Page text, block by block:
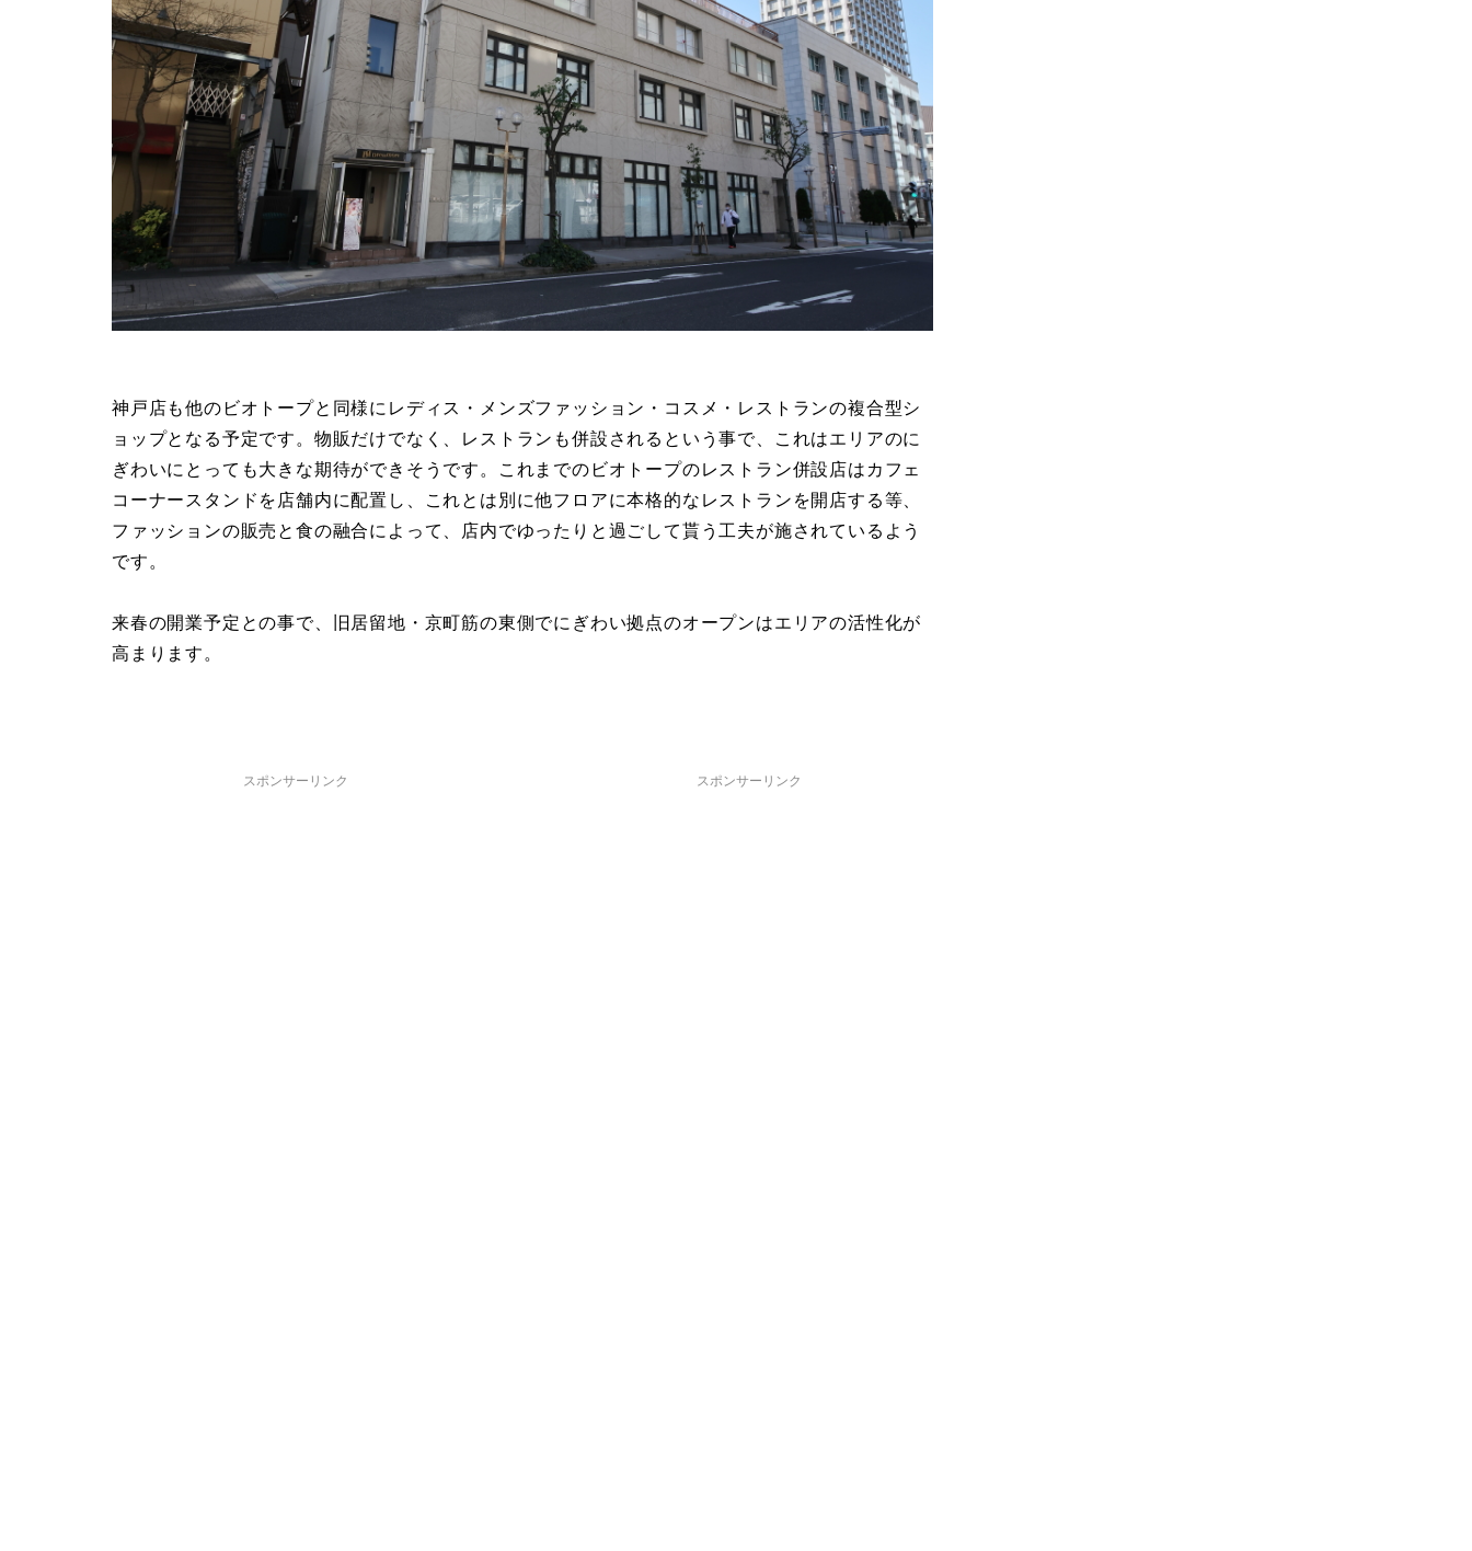
神戸店も他のビオトープと同様にレディス・メンズファッション・コスメ・レストランの複合型シ
ョップとなる予定です。物販だけでなく、レストランも併設されるという事で、これはエリアのに
ぎわいにとっても大きな期待ができそうです。これまでのビオトープのレストラン併設店はカフェ
コーナースタンドを店舗内に配置し、これとは別に他フロアに本格的なレストランを開店する等、
ファッションの販売と食の融合によって、店内でゆったりと過ごして貰う工夫が施されているよう
です。
来春の開業予定との事で、旧居留地・京町筋の東側でにぎわい拠点のオープンはエリアの活性化が
高まります。
スポンサーリンク スポンサーリンク